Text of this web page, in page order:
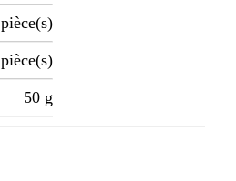
pièce(s)
pièce(s)
50 g